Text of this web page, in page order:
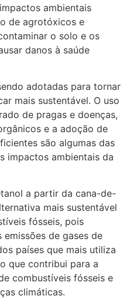
ambientais
de agrotóxicos e
o solo e os
danos à saúde
adotadas para tornar
mais sustentável. O uso
de pragas e doenças,
e a adoção de
são algumas das
impactos ambientais da
a partir da cana-de-
mais sustentável
fósseis, pois
de gases de
países que mais utiliza
que contribui para a
combustíveis fósseis e
climáticas.